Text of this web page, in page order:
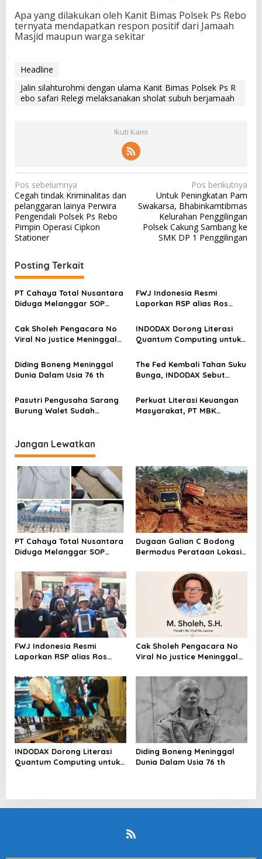
Apa yang dilakukan oleh Kanit Bimas Polsek Ps Rebo
ternyata mendapatkan respon positif dari Jamaah
Masjid maupun warga sekitar
Headline
Jalin silahturohmi dengan ulama Kanit Bimas Polsek Ps R
ebo safari Relegi melaksanakan sholat subuh berjamaah
Ikuti Kami
N
a
v
i
a
s
i
o
s
Pos sebelumnya
Cegah tindak Kriminalitas dan
pelanggaran lainya Perwira
Pengendali Polsek Ps Rebo
Pimpin Operasi Cipkon
Stationer
Pos berikutnya
Untuk Peningkatan Pam
Swakarsa, Bhabinkamtibmas
Kelurahan Penggilingan
Polsek Cakung Sambang ke
SMK DP 1 Penggilingan
Posting Terkait
PT Cahaya Total Nusantara
Diduga Melanggar SOP
Kerja Hingga meninggal
Dunia, Kluarga Korban
Merasa Di abaikan
FWJ Indonesia Resmi
Laporkan RSP alias Ros
Cak Sholeh Pengacara No
Viral No justice Meninggal
INDODAX Dorong Literasi
Quantum Computing untuk
Blockchain
Diding Boneng Meninggal
Dunia Dalam Usia 76 th
The Fed Kembali Tahan Suku
Bunga, INDODAX Sebut
Sentimen Pasar
Pasutri Pengusaha Sarang
Burung Walet Sudah
Segera Lakukan Penahanan
Perkuat Literasi Keuangan
Masyarakat, PT MBK
Jangan Lewatkan
PT Cahaya Total Nusantara
Diduga Melanggar SOP
Kerja Hingga meninggal
Dunia, Kluarga Korban
Merasa Di abaikan
Dugaan Galian C Bodong
Bermodus Perataan Lokasi
Riau Akan Tinjauan Lokasi
FWJ Indonesia Resmi
Laporkan RSP alias Ros
Cak Sholeh Pengacara No
Viral No justice Meninggal
INDODAX Dorong Literasi
Quantum Computing untuk
Diding Boneng Meninggal
Dunia Dalam Usia 76 th